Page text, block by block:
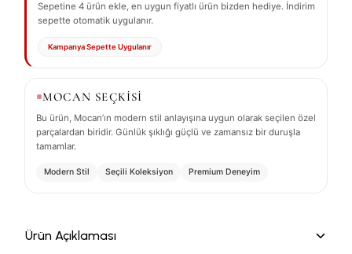
Sepetine 4 ürün ekle, en uygun fiyatlı ürün bizden hediye. İndirim
sepette otomatik uygulanır.
Kampanya Sepette Uygulanır
MOCAN SEÇKİSİ
Bu ürün, Mocan’ın modern stil anlayışına uygun olarak seçilen özel
parçalardan biridir. Günlük şıklığı güçlü ve zamansız bir duruşla
tamamlar.
Modern Stil Seçili Koleksiyon Premium Deneyim
Ürün Açıklaması